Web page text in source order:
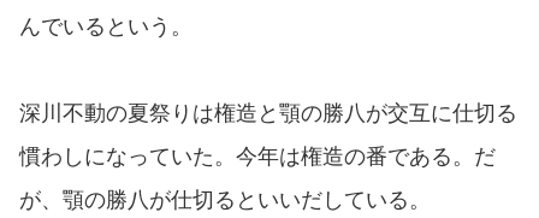
んでいるという。
深川不動の夏祭りは権造と顎の勝八が交互に仕切る
慣わしになっていた。今年は権造の番である。だ
が、顎の勝八が仕切るといいだしている。